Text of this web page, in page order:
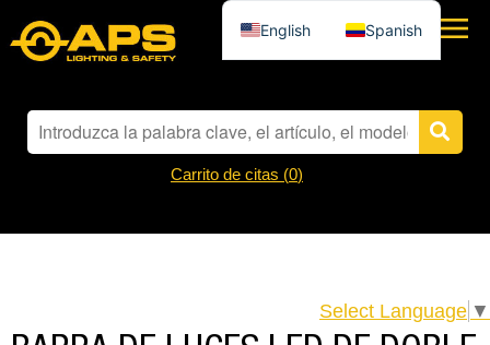
Carrito de citas (0)
Select Language ▼
English Spanish